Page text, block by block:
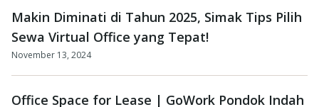
Makin Diminati di Tahun 2025, Simak Tips Pilih
Sewa Virtual Office yang Tepat!
November 13, 2024
Office Space for Lease | GoWork Pondok Indah